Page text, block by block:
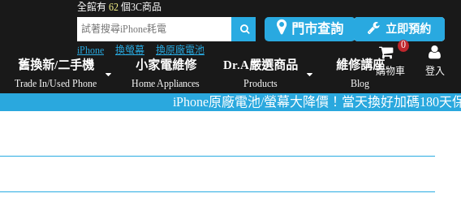
門市查詢 立即預約
全館有 62 個3C商品
iPhone 換螢幕
換原廠電池
登入
0
購物車
舊換新/二手機
Trade In/Used Phone
小家電維修
Home Appliances
Dr.A嚴選商品
Products
維修講座
Blog
AirPods維修/價格 Dyson維修/價格 Mac Mini維修/價格 iMac維修/價格 Xbox維修/價格 伊萊
iPhone原廠電池/螢幕大降價！當天換好加碼180天保固！活動